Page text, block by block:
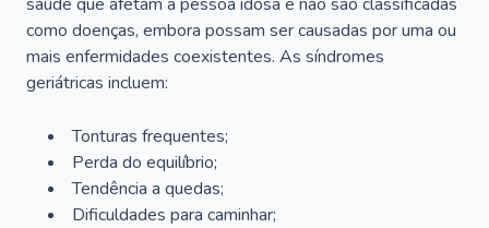
como doenças, embora possam ser causadas por uma ou
mais enfermidades coexistentes. As síndromes
geriátricas incluem:
Tonturas frequentes;
Perda do equilíbrio;
Tendência a quedas;
Dificuldades para caminhar;